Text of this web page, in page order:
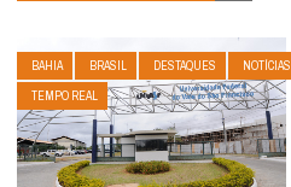
BAHIA BRASIL DESTAQUES
NOTÍCIAS
TEMPO REAL